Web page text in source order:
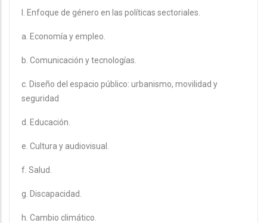
I. Enfoque de género en las políticas sectoriales.
a. Economía y empleo.
b. Comunicación y tecnologías.
c. Diseño del espacio público: urbanismo, movilidad y
seguridad
d. Educación.
e. Cultura y audiovisual.
f. Salud.
g. Discapacidad.
h. Cambio climático.